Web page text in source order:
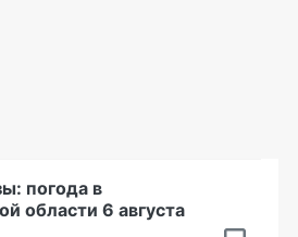
погода в
области 6 августа